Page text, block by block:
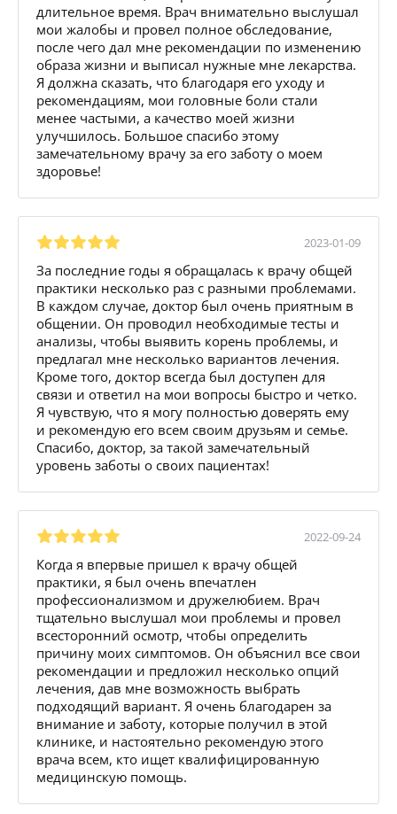
длительное время. Врач внимательно выслушал
мои жалобы и провел полное обследование,
после чего дал мне рекомендации по изменению
образа жизни и выписал нужные мне лекарства.
Я должна сказать, что благодаря его уходу и
рекомендациям, мои головные боли стали
менее частыми, а качество моей жизни
улучшилось. Большое спасибо этому
замечательному врачу за его заботу о моем
здоровье!
2023-01-09
За последние годы я обращалась к врачу общей
практики несколько раз с разными проблемами.
В каждом случае, доктор был очень приятным в
общении. Он проводил необходимые тесты и
анализы, чтобы выявить корень проблемы, и
предлагал мне несколько вариантов лечения.
Кроме того, доктор всегда был доступен для
связи и ответил на мои вопросы быстро и четко.
Я чувствую, что я могу полностью доверять ему
и рекомендую его всем своим друзьям и семье.
Спасибо, доктор, за такой замечательный
уровень заботы о своих пациентах!
2022-09-24
Когда я впервые пришел к врачу общей
практики, я был очень впечатлен
профессионализмом и дружелюбием. Врач
тщательно выслушал мои проблемы и провел
всесторонний осмотр, чтобы определить
причину моих симптомов. Он объяснил все свои
рекомендации и предложил несколько опций
лечения, дав мне возможность выбрать
подходящий вариант. Я очень благодарен за
внимание и заботу, которые получил в этой
клинике, и настоятельно рекомендую этого
врача всем, кто ищет квалифицированную
медицинскую помощь.